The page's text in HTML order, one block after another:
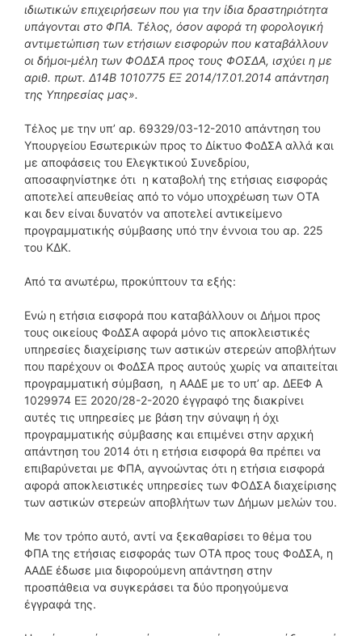
ιδιωτικών επιχειρήσεων που για την ίδια δραστηριότητα
υπάγονται στο ΦΠΑ. Τέλος, όσον αφορά τη φορολογική
αντιμετώπιση των ετήσιων εισφορών που καταβάλλουν
οι δήμοι-μέλη των ΦΟΔΣΑ προς τους ΦΟΣΔΑ, ισχύει η με
αριθ. πρωτ. Δ14Β 1010775 ΕΞ 2014/17.01.2014 απάντηση
της Υπηρεσίας μας».
Τέλος με την υπ’ αρ. 69329/03-12-2010 απάντηση του
Υπουργείου Εσωτερικών προς το Δίκτυο ΦοΔΣΑ αλλά και
με αποφάσεις του Ελεγκτικού Συνεδρίου,
αποσαφηνίστηκε ότι η καταβολή της ετήσιας εισφοράς
αποτελεί απευθείας από το νόμο υποχρέωση των ΟΤΑ
και δεν είναι δυνατόν να αποτελεί αντικείμενο
προγραμματικής σύμβασης υπό την έννοια του αρ. 225
του ΚΔΚ.
Από τα ανωτέρω, προκύπτουν τα εξής:
Ενώ η ετήσια εισφορά που καταβάλλουν οι Δήμοι προς
τους οικείους ΦοΔΣΑ αφορά μόνο τις αποκλειστικές
υπηρεσίες διαχείρισης των αστικών στερεών αποβλήτων
που παρέχουν οι ΦοΔΣΑ προς αυτούς χωρίς να απαιτείται
προγραμματική σύμβαση, η ΑΑΔΕ με το υπ’ αρ. ΔΕΕΦ Α
1029974 ΕΞ 2020/28-2-2020 έγγραφό της διακρίνει
αυτές τις υπηρεσίες με βάση την σύναψη ή όχι
προγραμματικής σύμβασης και επιμένει στην αρχική
απάντηση του 2014 ότι η ετήσια εισφορά θα πρέπει να
επιβαρύνεται με ΦΠΑ, αγνοώντας ότι η ετήσια εισφορά
αφορά αποκλειστικές υπηρεσίες των ΦΟΔΣΑ διαχείρισης
των αστικών στερεών αποβλήτων των Δήμων μελών του.
Με τον τρόπο αυτό, αντί να ξεκαθαρίσει το θέμα του
ΦΠΑ της ετήσιας εισφοράς των ΟΤΑ προς τους ΦοΔΣΑ, η
ΑΑΔΕ έδωσε μια διφορούμενη απάντηση στην
προσπάθεια να συγκεράσει τα δύο προηγούμενα
έγγραφά της.